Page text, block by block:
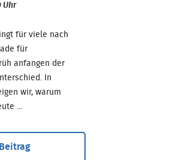
Uhr
für viele nach
für
anfangen der
In
wir, warum
...